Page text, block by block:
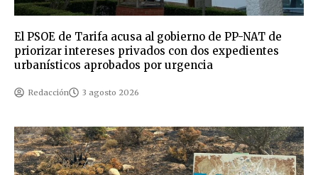
El PSOE de Tarifa acusa al gobierno de PP-NAT de
priorizar intereses privados con dos expedientes
urbanísticos aprobados por urgencia
Redacción 3 agosto 2026